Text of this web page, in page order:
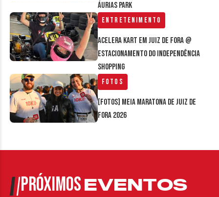
Áurias Park
Entretenimento
Acelera Kart em Juiz de Fora @
estacionamento do Independência
Shopping
Fotos
[FOTOS] Meia Maratona de Juiz de
Fora 2026
PRÓXIMOSEVENTOS